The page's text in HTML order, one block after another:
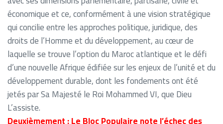
économique et ce, conformément à une vision stratégique
qui concilie entre les approches politique, juridique, des
droits de l’Homme et du développement, au cœur de
laquelle se trouve l’option du Maroc atlantique et le défi
d’une nouvelle Afrique édifiée sur les enjeux de l’unité et du
développement durable, dont les fondements ont été
jetés par Sa Majesté le Roi Mohammed VI, que Dieu
L’assiste.